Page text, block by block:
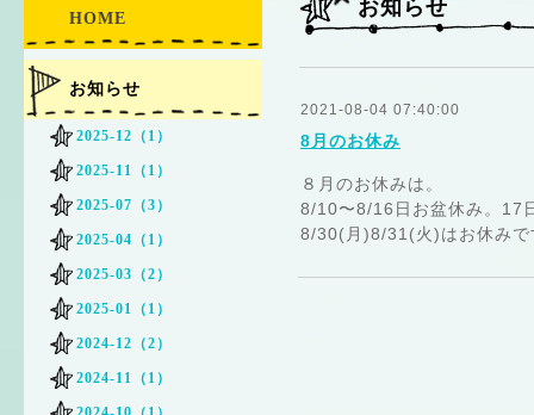
お知らせ
2021-08-04 07:40:00
8月のお休み
８月のお休みは。
8/10〜8/16日お盆休み。17
8/30(月)8/31(火)はお休みで
HOME
お知らせ
2025-12（1）
2025-11（1）
2025-07（3）
2025-04（1）
2025-03（2）
2025-01（1）
2024-12（2）
2024-11（1）